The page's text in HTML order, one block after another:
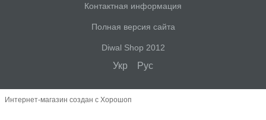
Контактная информация
Полная версия сайта
Diwal Shop 2012
Укр Рус
Интернет-магазин создан с Хорошоп